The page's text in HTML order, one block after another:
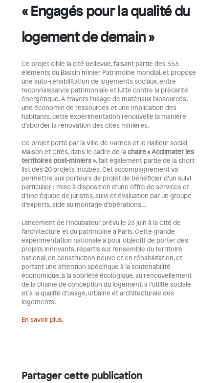
« Engagés pour la qualité du
logement de demain »
Ce projet cible la cité Bellevue, faisant partie des 353
éléments du Bassin minier Patrimoine mondial, et propose
une auto-réhabilitation de logements sociaux, entre
reconnaissance patrimoniale et lutte contre la précarité
énergétique. À travers l’usage de matériaux biosourcés,
une économie de ressources et une implication des
habitants, cette expérimentation renouvelle la manière
d’aborder la rénovation des cités minières.
Ce projet porté par la Ville de Harnes et le Bailleur social
Maison et Cités, dans le cadre de la chaire « Acclimater les
territoires post-miniers »,fait également partie de la short
list des 20 projets incubés. Cet accompagnement va
permettre aux porteurs de projet de bénéficier d’un suivi
particulier : mise à disposition d’une offre de services et
d’une équipe de juristes, suivi et évaluation par un groupe
d’experts, aide au montage d’opérations…
Lancement de l’incubateur prévu le 23 juin à la Cité de
l’architecture et du patrimoine à Paris. Cette grande
expérimentation nationale a pour objectif de porter des
projets innovants, répartis sur l’ensemble du territoire
national, en construction neuve et en réhabilitation, et
portant une attention spécifique à la soutenabilité
économique, à la sobriété écologique, au renouvellement
de la chaîne de conception du logement, à l’utilité sociale
et à la qualité d’usage, urbaine et architecturale des
logements.
En savoir plus.
Partager cette publication